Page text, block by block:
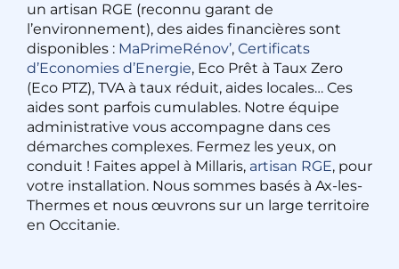
un artisan RGE (reconnu garant de
l’environnement), des aides financières sont
disponibles : MaPrimeRénov’, Certificats
d’Economies d’Energie, Eco Prêt à Taux Zero
(Eco PTZ), TVA à taux réduit, aides locales… Ces
aides sont parfois cumulables. Notre équipe
administrative vous accompagne dans ces
démarches complexes. Fermez les yeux, on
conduit ! Faites appel à Millaris, artisan RGE, pour
votre installation. Nous sommes basés à Ax-les-
Thermes et nous œuvrons sur un large territoire
en Occitanie.